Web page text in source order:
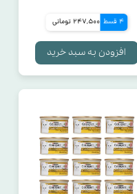
4 قسط 247,500 تومانی
افزودن به سبد خرید